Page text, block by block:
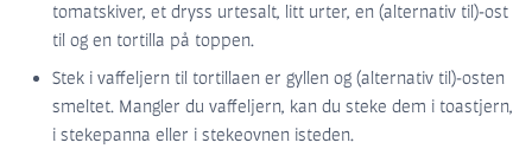
tomatskiver, et dryss urtesalt, litt urter, en (alternativ til)-ost
til og en tortilla på toppen.
Stek i vaffeljern til tortillaen er gyllen og (alternativ til)-osten
smeltet. Mangler du vaffeljern, kan du steke dem i toastjern,
i stekepanna eller i stekeovnen isteden.